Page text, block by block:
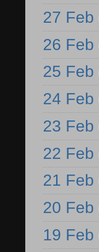
27 Feb
26 Feb
25 Feb
24 Feb
23 Feb
22 Feb
21 Feb
20 Feb
19 Feb